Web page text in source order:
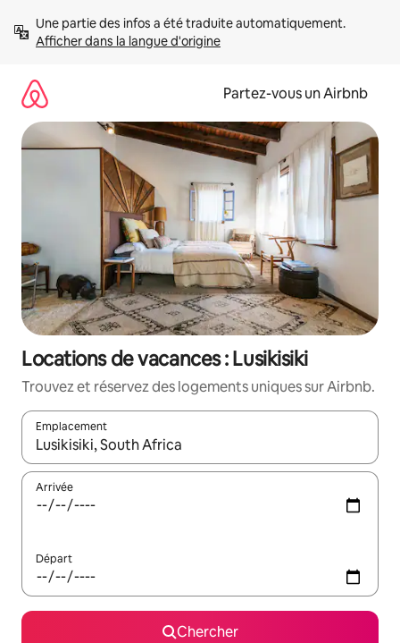
directement
Afficher dans la langue d'origine
Partez-vous un Airbnb
Locations de vacances : Lusikisiki
Trouvez et réservez des logements uniques sur Airbnb.
Emplacement
Quand les résultats sont affichés, parcourez-les en utilisant
Arrivée
Départ
Chercher